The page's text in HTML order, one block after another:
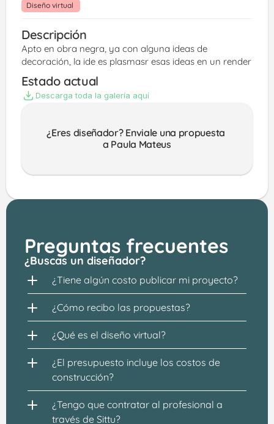
Diseño virtual
Descripción
Apto en obra negra, ya con alguna ideas de
Estado actual
Descarga toda la galería aquí
¿Eres diseñador? Enviale una propuesta
a Paula Mateus
Preguntas frecuentes
¿Buscas un diseñador?
¿Tiene algún costo publicar mi proyecto?
¿Cómo recibo las propuestas?
¿Qué es el diseño virtual?
¿El presupuesto incluye los costos de
construcción?
¿Tengo que contratar al profesional a
través de Sittu?